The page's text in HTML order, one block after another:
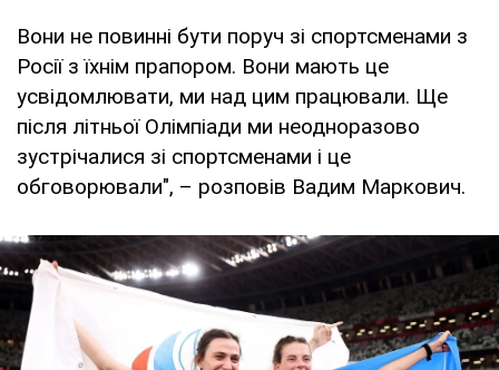
Вони не повинні бути поруч зі спортсменами з
Росії з їхнім прапором. Вони мають це
усвідомлювати, ми над цим працювали. Ще
після літньої Олімпіади ми неодноразово
зустрічалися зі спортсменами і це
обговорювали", – розповів Вадим Маркович.